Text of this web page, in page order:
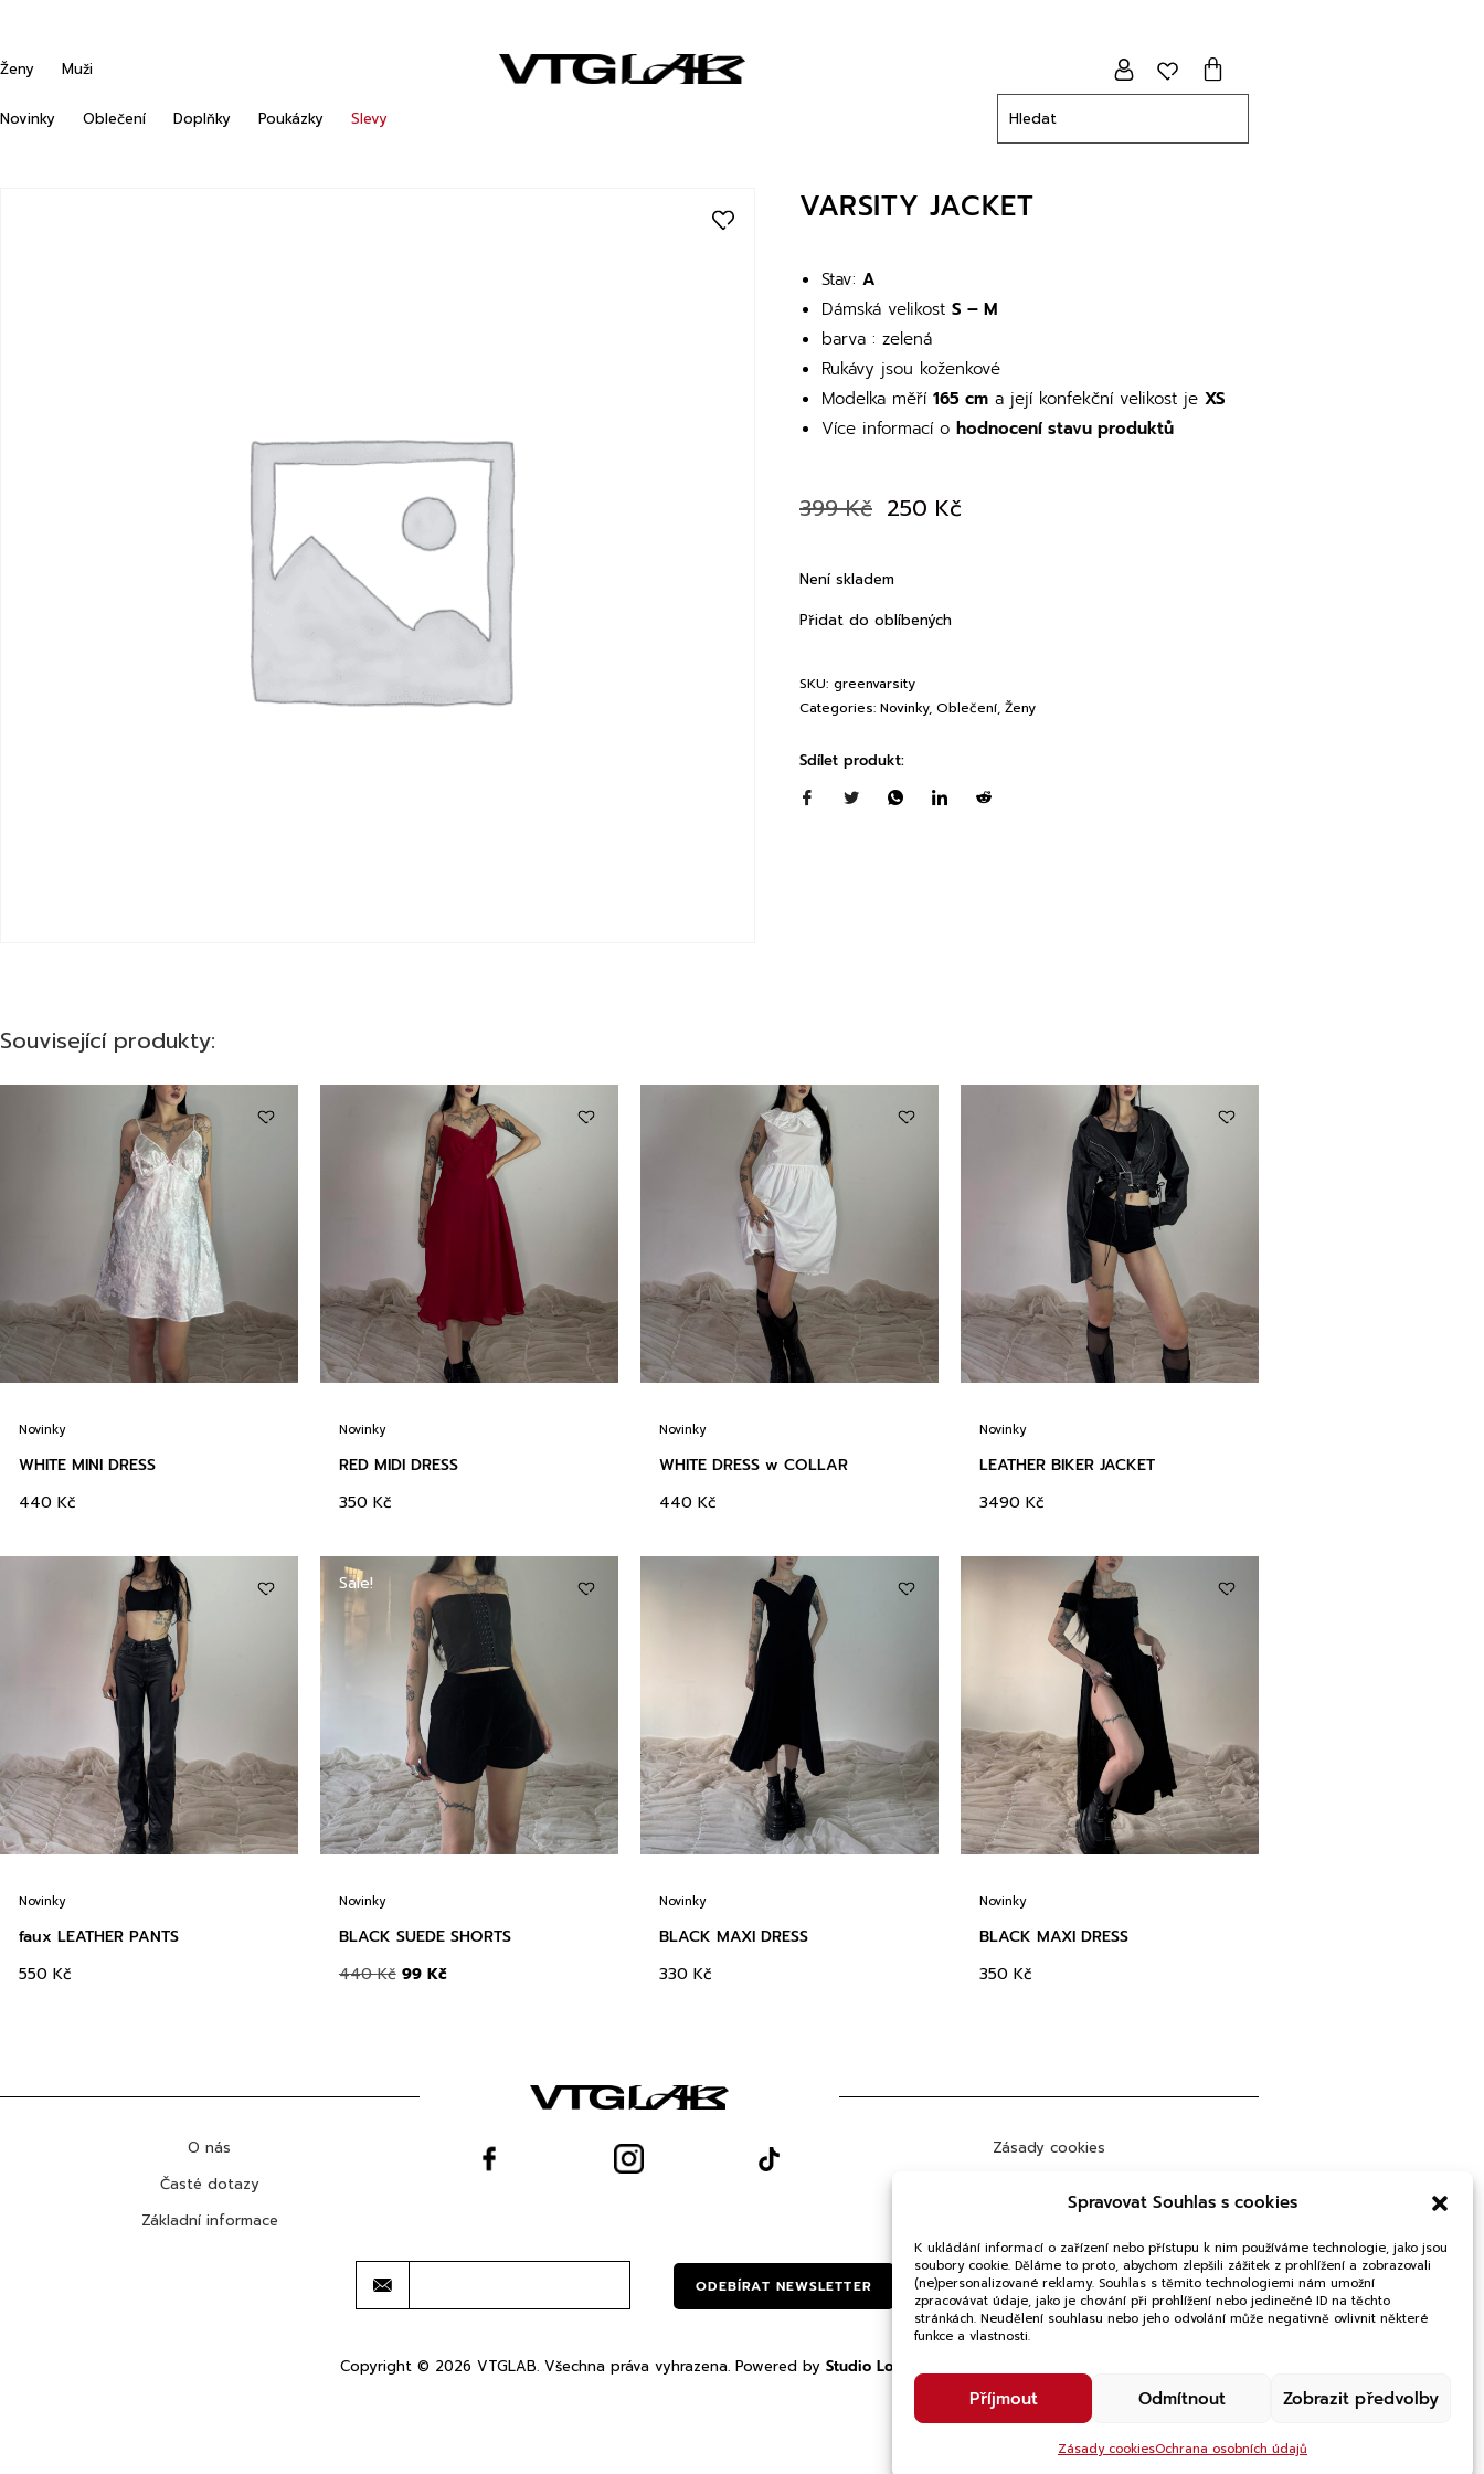
Spravovat Souhlas s cookies
K ukládání informací o zařízení nebo přístupu k nim používáme technologie, jako jsou
soubory cookie. Děláme to proto, abychom zlepšili zážitek z prohlížení a zobrazovali
(ne)personalizované reklamy. Souhlas s těmito technologiemi nám umožní
zpracovávat údaje, jako je chování při prohlížení nebo jedinečné ID na těchto
stránkách. Neudělení souhlasu nebo jeho odvolání může negativně ovlivnit některé
funkce a vlastnosti.
Příjmout Odmítnout Zobrazit předvolby
Zásady cookiesOchrana osobních údajů
Ženy Muži
Novinky Oblečení Doplňky Poukázky Slevy
VARSITY JACKET
Stav: A
Dámská velikost S – M
barva : zelená
Rukávy jsou koženkové
Modelka měří 165 cm a její konfekční velikost je XS
Více informací o hodnocení stavu produktů
399Kč 250 Kč
Není skladem
Přidat do oblíbených
SKU: greenvarsity
Categories: Novinky, Oblečení, Ženy
Sdílet produkt:
Související produkty:
Novinky
WHITE MINI DRESS
440 Kč
Novinky
RED MIDI DRESS
350 Kč
Novinky
WHITE DRESS w COLLAR
440 Kč
Novinky
LEATHER BIKER JACKET
3490 Kč
Novinky
faux LEATHER PANTS
550 Kč
Sale!
Novinky
BLACK SUEDE SHORTS
440Kč 99 Kč
Novinky
BLACK MAXI DRESS
330 Kč
Novinky
BLACK MAXI DRESS
350 Kč
O nás
Zásady cookies
Časté dotazy
Základní informace
ODEBÍRAT NEWSLETTER
Copyright © 2026 VTGLAB. Všechna práva vyhrazena. Powered byStudio Lonel